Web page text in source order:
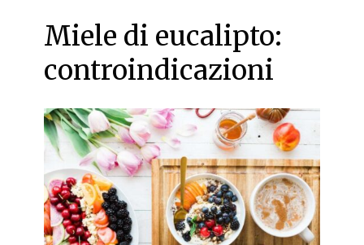
Miele di eucalipto:
controindicazioni